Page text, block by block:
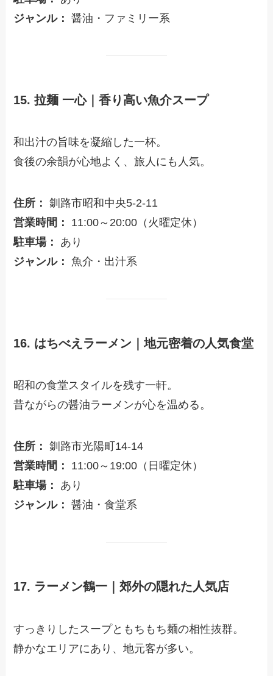
ジャンル： 醤油・ファミリー系
15. 拉麺 一心｜香り高い魚介スープ
和出汁の旨味を凝縮した一杯。
食後の余韻が心地よく、旅人にも人気。
住所： 釧路市昭和中央5-2-11
営業時間：
11:00～20:00（火曜定休）
駐車場：
あり
ジャンル： 魚介・出汁系
16. はちべえラーメン｜地元密着の人気食堂
昭和の食堂スタイルを残す一軒。
昔ながらの醤油ラーメンが心を温める。
住所： 釧路市光陽町14-14
営業時間：
11:00～19:00（日曜定休）
駐車場：
あり
ジャンル： 醤油・食堂系
17. ラーメン鶴一｜郊外の隠れた人気店
すっきりしたスープともちもち麺の相性抜群。
静かなエリアにあり、地元客が多い。